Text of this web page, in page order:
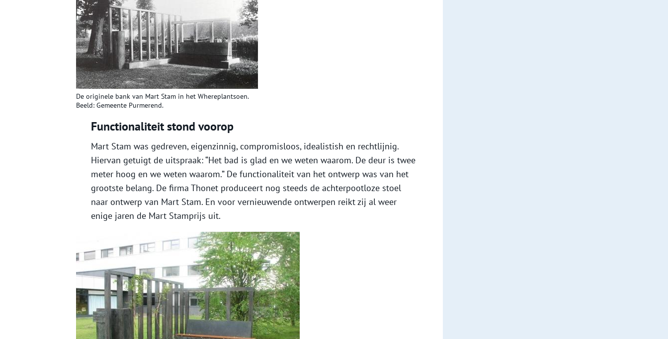
De originele bank van Mart Stam in het Whereplantsoen.
Beeld: Gemeente Purmerend.
Functionaliteit stond voorop
Mart Stam was gedreven, eigenzinnig, compromisloos, idealistish en rechtlijnig.
Hiervan getuigt de uitspraak: “Het bad is glad en we weten waarom. De deur is twee
meter hoog en we weten waarom.” De functionaliteit van het ontwerp was van het
grootste belang. De firma Thonet produceert nog steeds de achterpootloze stoel
naar ontwerp van Mart Stam. En voor vernieuwende ontwerpen reikt zij al weer
enige jaren de Mart Stamprijs uit.